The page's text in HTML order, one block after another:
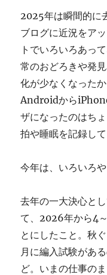
2025年は瞬間的に
ブログに近況をア
トでいろいろあっ
常のおどろきや発
化が少なくなった
Androidから
ザになったのはち
拍や睡眠を記録して
今年は、いろいろ
去年の一大決心と
て、2026年から4
とにしたこと。秋
月に編入試験があ
ど。いまの仕事の